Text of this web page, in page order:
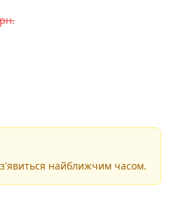
найближчим часом.